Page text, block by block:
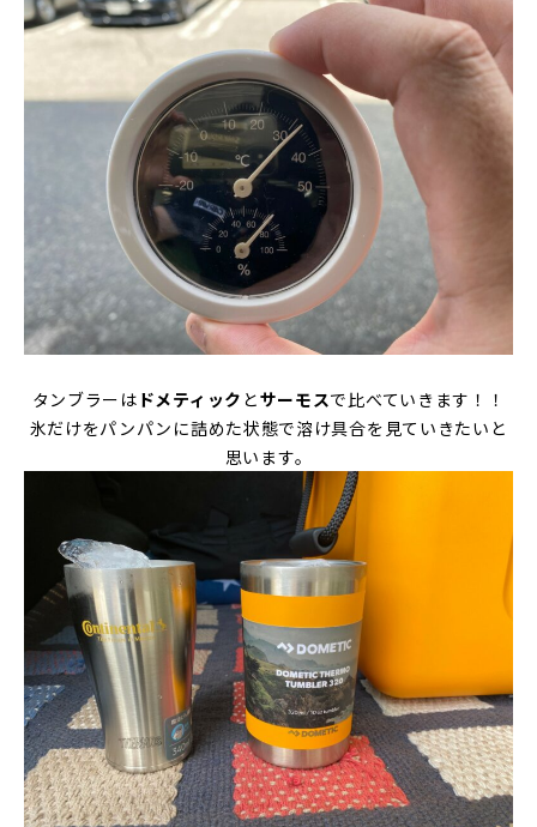
タンブラーは ドメティック とサーモスで比べていきます！！
氷だけをパンパンに詰めた状態で溶け具合を見ていきたいと
思います。